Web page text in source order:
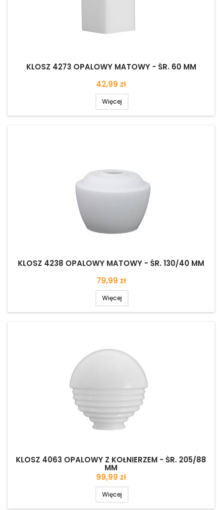
KLOSZ 4273 OPALOWY MATOWY - ŚR. 60 MM
Cena
42,99 zł
Więcej
KLOSZ 4238 OPALOWY MATOWY - ŚR. 130/40 MM
Cena
79,99 zł
Więcej
KLOSZ 4063 OPALOWY Z KOŁNIERZEM - ŚR. 205/88
MM
Cena
99,99 zł
Więcej